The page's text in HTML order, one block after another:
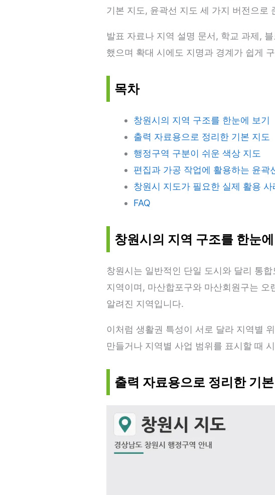
기본 지도, 윤곽선 지도 세 가지 버전으로
발표 자료나 지역 설명 문서, 학교 과제,
했으며 확대 시에도 지명과 경계가 쉽게
목차
창원시의 지역 구조를 한눈에 보기
출력 자료용으로 정리한 기본 지도
행정구역 구분이 쉬운 색상 지도
편집과 가공 작업에 활용하는 윤곽
창원시 지도가 필요한 실제 활용 사
FAQ
창원시의 지역 구조를 한눈
창원시는 일반적인 단일 도시와 달리 통
지역이며, 마산합포구와 마산회원구는
알려진 지역입니다.
이처럼 생활권 특성이 서로 달라 지역별
만들거나 지역별 사업 범위를 표시할 때
출력 자료용으로 정리한 기